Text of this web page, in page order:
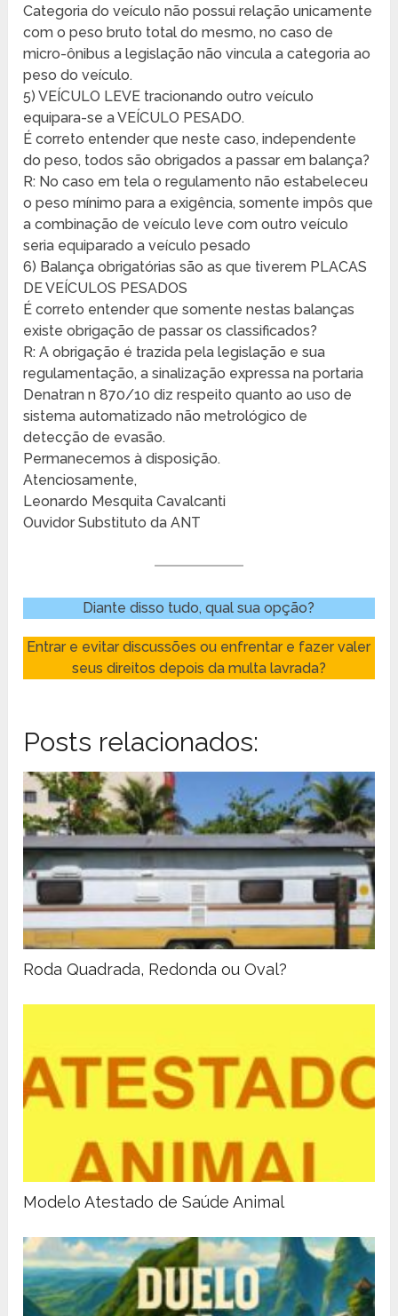
Categoria do veículo não possui relação unicamente
com o peso bruto total do mesmo, no caso de
micro-ônibus a legislação não vincula a categoria ao
peso do veículo.
5) VEÍCULO LEVE tracionando outro veículo
equipara-se a VEÍCULO PESADO.
É correto entender que neste caso, independente
do peso, todos são obrigados a passar em balança?
R: No caso em tela o regulamento não estabeleceu
o peso mínimo para a exigência, somente impôs que
a combinação de veículo leve com outro veículo
seria equiparado a veículo pesado
6) Balança obrigatórias são as que tiverem PLACAS
DE VEÍCULOS PESADOS
É correto entender que somente nestas balanças
existe obrigação de passar os classificados?
R: A obrigação é trazida pela legislação e sua
regulamentação, a sinalização expressa na portaria
Denatran n 870/10 diz respeito quanto ao uso de
sistema automatizado não metrológico de
detecção de evasão.
Permanecemos à disposição.
Atenciosamente,
Leonardo Mesquita Cavalcanti
Ouvidor Substituto da ANT
Diante disso tudo, qual sua opção?
Entrar e evitar discussões ou enfrentar e fazer valer
seus direitos depois da multa lavrada?
Posts relacionados:
Roda Quadrada, Redonda ou Oval?
Modelo Atestado de Saúde Animal